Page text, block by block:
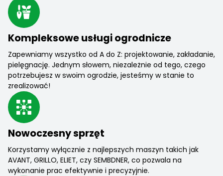
Kompleksowe usługi ogrodnicze
Zapewniamy wszystko od A do Z: projektowanie, zakładanie,
pielęgnację. Jednym słowem, niezależnie od tego, czego
potrzebujesz w swoim ogrodzie, jesteśmy w stanie to
zrealizować!
Nowoczesny sprzęt
Korzystamy wyłącznie z najlepszych maszyn takich jak
AVANT, GRILLO, ELIET, czy SEMBDNER, co pozwala na
wykonanie prac efektywnie i precyzyjnie.